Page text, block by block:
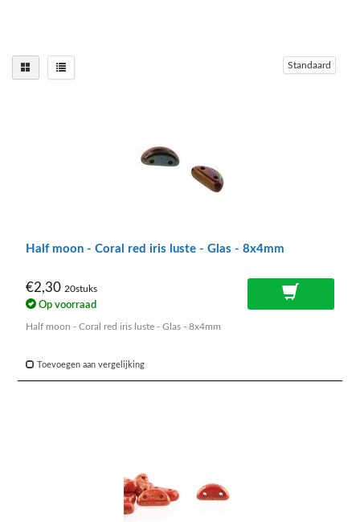
Standaard
Half moon - Coral red iris luste - Glas - 8x4mm
€2,30 20stuks
Op voorraad
Half moon - Coral red iris luste - Glas - 8x4mm
Toevoegen aan vergelijking